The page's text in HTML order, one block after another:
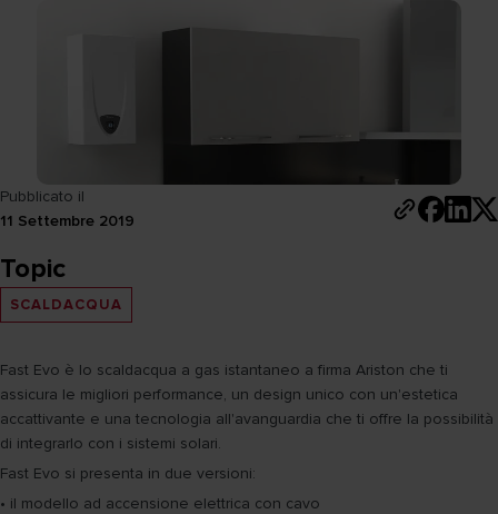
Pubblicato il
11 Settembre 2019
Topic
SCALDACQUA
Fast Evo è lo scaldacqua a gas istantaneo a firma Ariston che ti
assicura le migliori performance, un design unico con un'estetica
accattivante e una tecnologia all'avanguardia che ti offre la possibilità
di integrarlo con i sistemi solari.
Fast Evo si presenta in due versioni:
• il modello ad accensione elettrica con cavo